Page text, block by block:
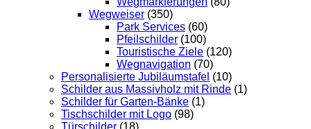
Wegweiser (350)
Park Services (60)
Pfeilschilder (100)
Touristische Ziele (120)
Wegnavigation (70)
Personalisierte Jubiläumstafel (10)
Schilder aus Massivholz mit Rinde (1)
Schilder für Garten-Bänke (1)
Tischschilder mit Logo (98)
Türschilder (18)